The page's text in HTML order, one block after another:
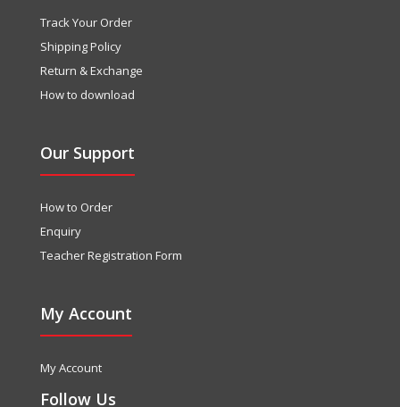
Track Your Order
Shipping Policy
Return & Exchange
How to download
Our Support
How to Order
Enquiry
Teacher Registration Form
My Account
My Account
Follow Us